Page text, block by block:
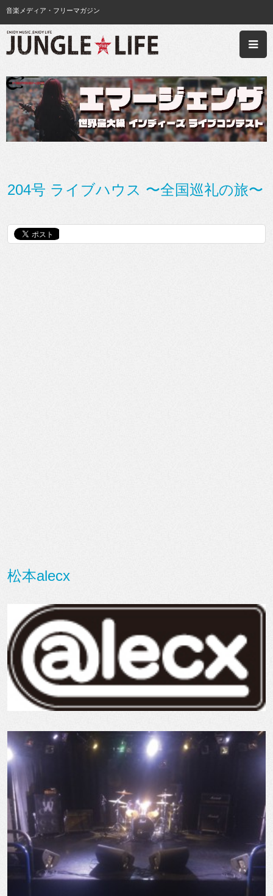
音楽メディア・フリーマガジン
204号 ライブハウス 〜全国巡礼の旅〜
松本alecx